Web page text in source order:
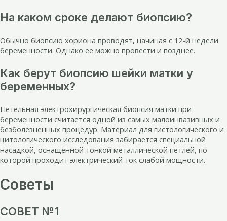
На каком сроке делают биопсию?
Обычно биопсию хориона проводят, начиная с 12-й недели
беременности. Однако ее можно провести и позднее.
Как берут биопсию шейки матки у
беременных?
Петельная электрохирургическая биопсия матки при
беременности считается одной из самых малоинвазивных и
безболезненных процедур. Материал для гистологического и
цитологического исследования забирается специальной
насадкой, оснащенной тонкой металлической петлей, по
которой проходит электрический ток слабой мощности.
Советы
СОВЕТ №1